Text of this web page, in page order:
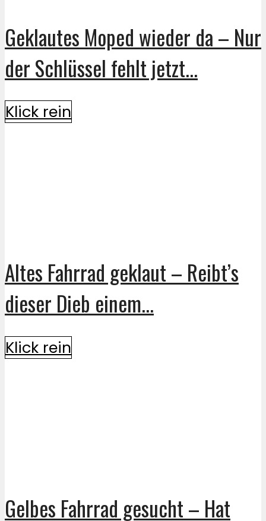
Geklautes Moped wieder da – Nur
der Schlüssel fehlt jetzt...
Klick rein
Altes Fahrrad geklaut – Reibt’s
dieser Dieb einem...
Klick rein
Gelbes Fahrrad gesucht – Hat